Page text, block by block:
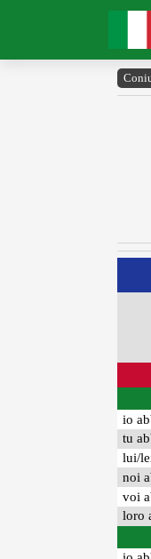
io
tu
lui/
noi
voi
loro